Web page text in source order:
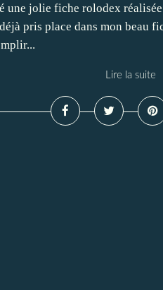
une jolie fiche rolodex
pris place dans mon beau
Lire la suite